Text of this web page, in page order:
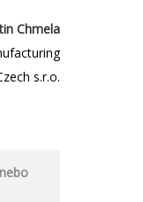
Chmela
s.r.o.